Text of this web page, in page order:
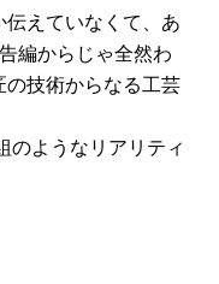
えていなくて、あ
編からじゃ全然わ
の技術からなる工芸
のようなリアリティ